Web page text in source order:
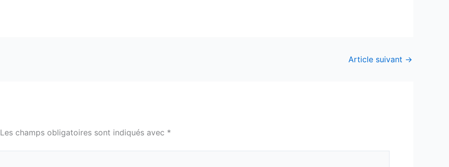
Article suivant →
Les champs obligatoires sont indiqués avec *